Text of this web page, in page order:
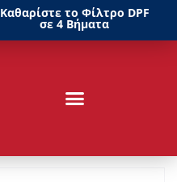
Καθαρίστε το Φίλτρο DPF
σε 4 Βήματα